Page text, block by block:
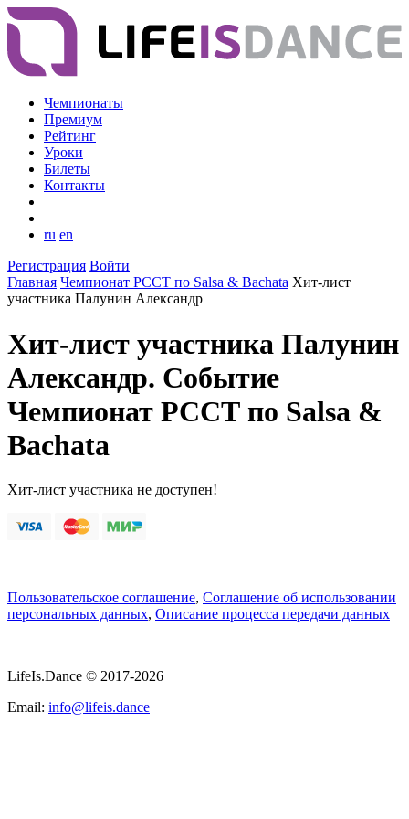
Чемпионаты
Премиум
Рейтинг
Уроки
Билеты
Контакты
ru en
Регистрация Войти
Главная Чемпионат РССТ по Salsa & Bachata Хит-лист
участника Палунин Александр
Хит-лист участника Палунин
Александр. Событие
Чемпионат РССТ по Salsa &
Bachata
Хит-лист участника не доступен!
Пользовательское соглашение, Соглашение об использовании
персональных данных, Описание процесса передачи данных
LifeIs.Dance © 2017-2026
Email: info@lifeis.dance